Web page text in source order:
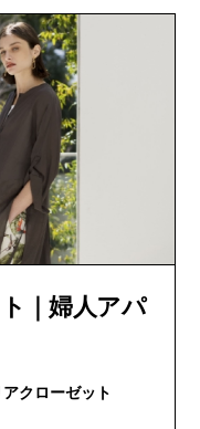
｜婦人アパ
| スーペリアクローゼット